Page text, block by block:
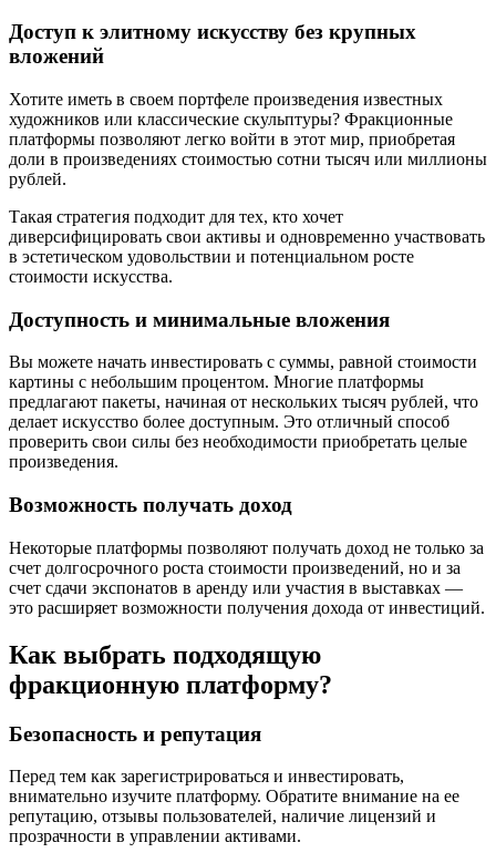
Доступ к элитному искусству без крупных
вложений
Хотите иметь в своем портфеле произведения известных
художников или классические скульптуры? Фракционные
платформы позволяют легко войти в этот мир, приобретая
доли в произведениях стоимостью сотни тысяч или миллионы
рублей.
Такая стратегия подходит для тех, кто хочет
диверсифицировать свои активы и одновременно участвовать
в эстетическом удовольствии и потенциальном росте
стоимости искусства.
Доступность и минимальные вложения
Вы можете начать инвестировать с суммы, равной стоимости
картины с небольшим процентом. Многие платформы
предлагают пакеты, начиная от нескольких тысяч рублей, что
делает искусство более доступным. Это отличный способ
проверить свои силы без необходимости приобретать целые
произведения.
Возможность получать доход
Некоторые платформы позволяют получать доход не только за
счет долгосрочного роста стоимости произведений, но и за
счет сдачи экспонатов в аренду или участия в выставках —
это расширяет возможности получения дохода от инвестиций.
Как выбрать подходящую
фракционную платформу?
Безопасность и репутация
Перед тем как зарегистрироваться и инвестировать,
внимательно изучите платформу. Обратите внимание на ее
репутацию, отзывы пользователей, наличие лицензий и
прозрачности в управлении активами.